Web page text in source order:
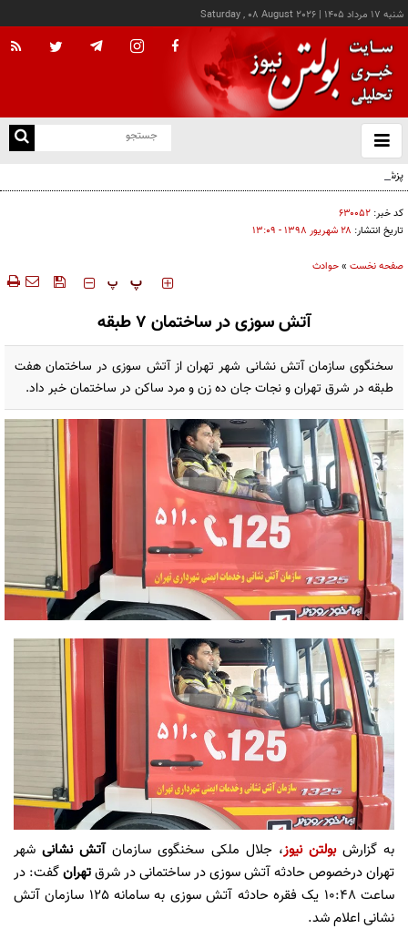
شنبه ۱۷ مرداد ۱۴۰۵ |
Saturday , 08 August 2026
باز
و
پزشکیان: خدمت بی‌منت و مشارکت مردمی، پایه حل مشکلات کشور است
کد خبر: ۶۳۰۰۵۲
تاریخ انتشار: ۲۸ شهريور ۱۳۹۸ - ۱۳:۰۹
صفحه نخست »حوادث
‍‍‍ پ پ
آتش سوزی در ساختمان 7 طبقه
سخنگوی سازمان آتش نشانی شهر تهران از آتش سوزی در ساختمان هفت
طبقه در شرق تهران و نجات جان ده زن و مرد ساکن در ساختمان خبر داد.
به گزارشبولتن نیوز، جلال ملکی سخنگوی سازمانآتش نشانیشهر
تهران درخصوص حادثه آتش سوزی در ساختمانی در شرقتهرانگفت: در
ساعت 10:48 یک فقره حادثه آتش سوزی به سامانه 125 سازمان آتش
نشانی اعلام شد.